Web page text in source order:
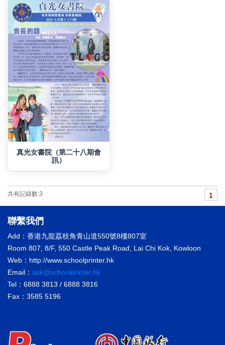
訊）
共有記錄數:3 1
聯繫我們
Add：香港九龍荔枝角青山道550號8樓807室
Room 807, 8/F, 550 Castle Peak Road, Lai Chi Kok, Kowloon
Web：http://www.schoolprinter.hk
Email： ask@schoolprinter.hk
Tel：6888 3813 / 6888 3816
Fax：3585 5196